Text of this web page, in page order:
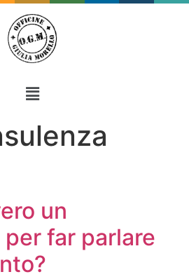
un
far parlare